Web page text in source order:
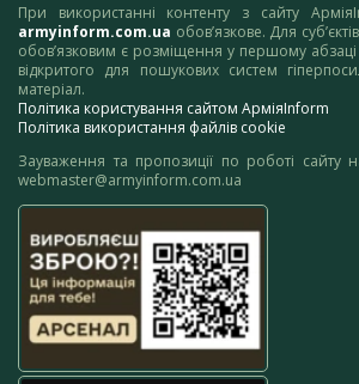
При використанні контенту з сайту
armyinform.com.ua обов’язкове. Для
обов’язковим є розміщення у першому
відкритого для пошукових систем
матеріал.
Політика користування сайтом АрміяInform
Політика використання файлів cookie
Зауваження та пропозиції по роботі сайту
webmaster@armyinform.com.ua